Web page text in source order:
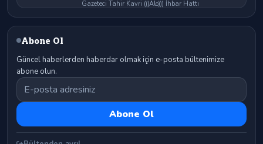
Gazeteci Tahir Kavri (((Alo))) İhbar Hattı
Abone Ol
Güncel haberlerden haberdar olmak için e-posta bültenimize
abone olun.